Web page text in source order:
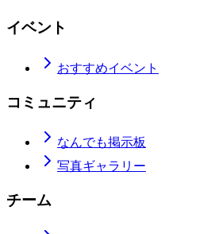
イベント
おすすめイベント
コミュニティ
なんでも掲示板
写真ギャラリー
チーム